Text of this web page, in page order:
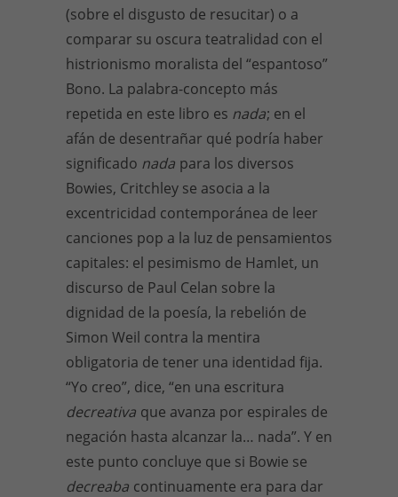
(sobre el disgusto de resucitar) o a
comparar su oscura teatralidad con el
histrionismo moralista del “espantoso”
Bono. La palabra-concepto más
repetida en este libro es nada; en el
afán de desentrañar qué podría haber
significado nada para los diversos
Bowies, Critchley se asocia a la
excentricidad contemporánea de leer
canciones pop a la luz de pensamientos
capitales: el pesimismo de Hamlet, un
discurso de Paul Celan sobre la
dignidad de la poesía, la rebelión de
Simon Weil contra la mentira
obligatoria de tener una identidad fija.
“Yo creo”, dice, “en una escritura
decreativa que avanza por espirales de
negación hasta alcanzar la… nada”. Y en
este punto concluye que si Bowie se
decreaba continuamente era para dar